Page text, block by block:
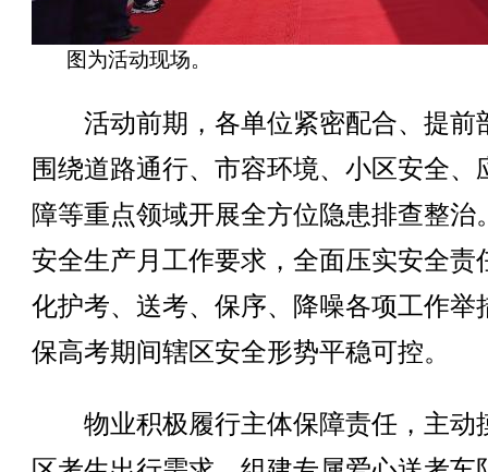
图为活动现场。
活动前期，各单位紧密配合、提前
围绕道路通行、市容环境、小区安全、
障等重点领域开展全方位隐患排查整治
安全生产月工作要求，全面压实安全责
化护考、送考、保序、降噪各项工作举
保高考期间辖区安全形势平稳可控。
物业积极履行主体保障责任，主动